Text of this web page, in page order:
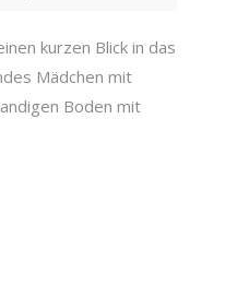
kurzen Blick in das
Mädchen mit
Boden mit